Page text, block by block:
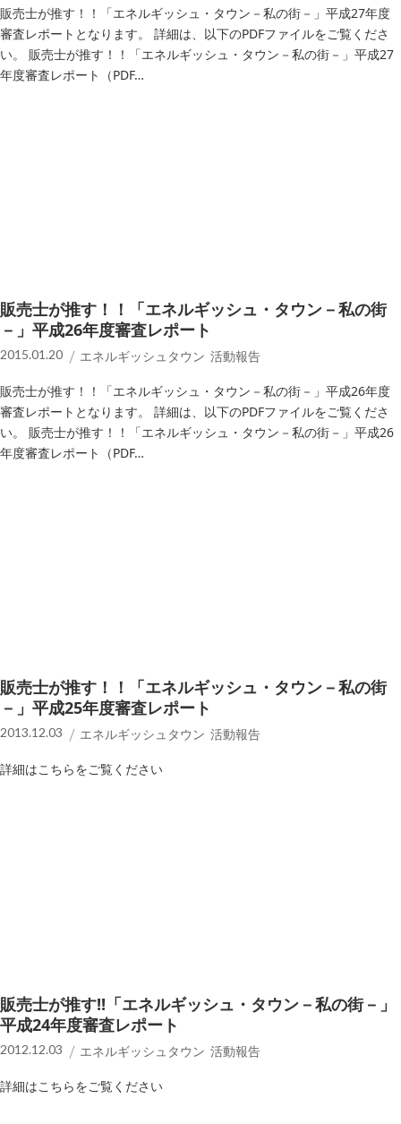
販売士が推す！！「エネルギッシュ・タウン－私の街－」平成27年度
審査レポートとなります。 詳細は、以下のPDFファイルをご覧くださ
い。 販売士が推す！！「エネルギッシュ・タウン－私の街－」平成27
年度審査レポート（PDF…
販売士が推す！！「エネルギッシュ・タウン－私の街
－」平成26年度審査レポート
2015.01.20 エネルギッシュタウン 活動報告
販売士が推す！！「エネルギッシュ・タウン－私の街－」平成26年度
審査レポートとなります。 詳細は、以下のPDFファイルをご覧くださ
い。 販売士が推す！！「エネルギッシュ・タウン－私の街－」平成26
年度審査レポート（PDF…
販売士が推す！！「エネルギッシュ・タウン－私の街
－」平成25年度審査レポート
2013.12.03 エネルギッシュタウン 活動報告
詳細はこちらをご覧ください
販売士が推す!!「エネルギッシュ・タウン－私の街－」
平成24年度審査レポート
2012.12.03 エネルギッシュタウン 活動報告
詳細はこちらをご覧ください